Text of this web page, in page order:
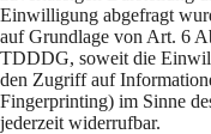
Einwilligung abgefragt
auf Grundlage von Art. 6
TDDDG, soweit die
den Zugriff auf
Fingerprinting) im Sinne
jederzeit widerrufbar.